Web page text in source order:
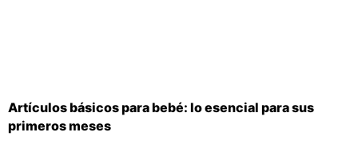
Artículos básicos para bebé: lo esencial para sus
primeros meses